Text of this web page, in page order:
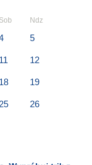
Sob Ndz
5
11 12
18 19
25 26